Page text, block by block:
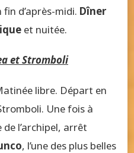
d’après-midi. Dîner
et nuitée.
et Stromboli
libre. Départ en
Une fois à
l’archipel, arrêt
, l’une des plus belles